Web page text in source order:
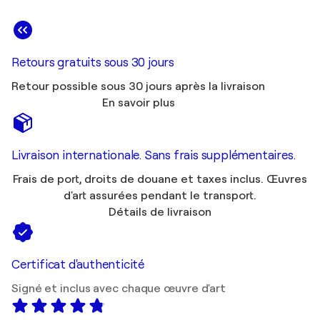
Retours gratuits sous 30 jours
Retour possible sous 30 jours après la livraison
En savoir plus
Livraison internationale. Sans frais supplémentaires.
Frais de port, droits de douane et taxes inclus. Œuvres
d'art assurées pendant le transport.
Détails de livraison
Certificat d'authenticité
Signé et inclus avec chaque œuvre d'art